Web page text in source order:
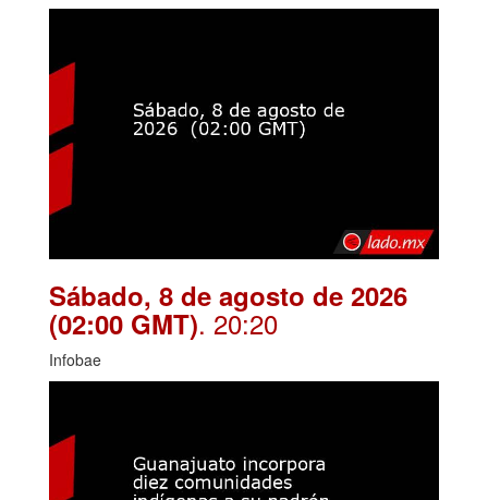
Sábado, 8 de agosto de 2026
(02:00 GMT). 20:20
Infobae